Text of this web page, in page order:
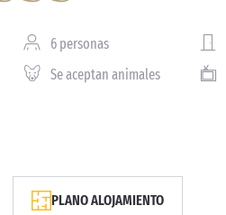
6 personas
Se aceptan animales
PLANO ALOJAMIENTO